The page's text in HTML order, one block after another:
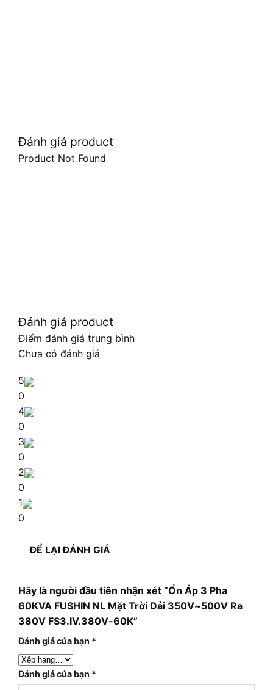
Đánh giá product
Product Not Found
Đánh giá product
Điểm đánh giá trung bình
Chưa có đánh giá
5
0
4
0
3
0
2
0
1
0
ĐỂ LẠI ĐÁNH GIÁ
Hãy là người đầu tiên nhận xét “Ổn Áp 3 Pha
60KVA FUSHIN NL Mặt Trời Dải 350V~500V Ra
380V FS3.IV.380V-60K”
Đánh giá của bạn *
Đánh giá của bạn *